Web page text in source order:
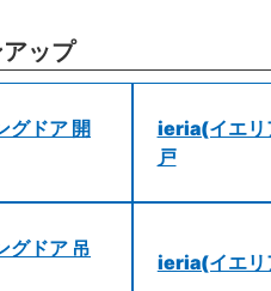
ップ
ドア 開
ieria(イエリ
戸
グドア 吊
ieria(イエリ